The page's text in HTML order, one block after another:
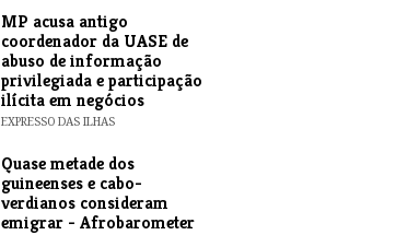
MP acusa antigo
coordenador da UASE de
abuso de informação
privilegiada e participação
ilícita em negócios
EXPRESSO DAS ILHAS
Quase metade dos
guineenses e cabo-
verdianos consideram
emigrar - Afrobarometer